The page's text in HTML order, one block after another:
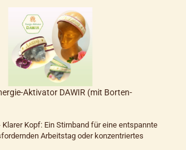
Aktivator DAWIR (mit Borten-
Kopf: Ein Stirnband für eine entspannte
Arbeitstag oder konzentriertes